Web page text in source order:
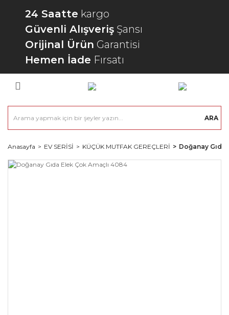
24 Saatte kargo
Güvenli Alışveriş Şansı
Orijinal Ürün Garantisi
Hemen İade Fırsatı
ARA
Anasayfa EV SERİSİ KÜÇÜK MUTFAK GEREÇLERİ Doğanay Gıda